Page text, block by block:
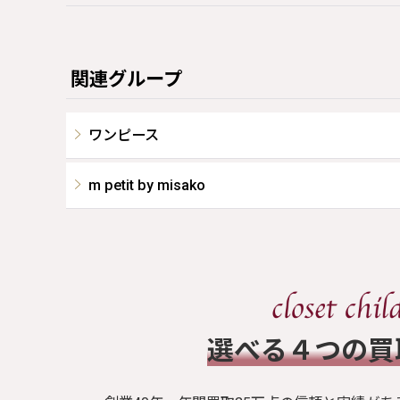
関連グループ
ワンピース
m petit by misako
選べる４つの